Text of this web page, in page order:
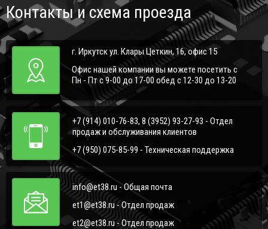
Контакты и схема проезда
г. Иркутск ул. Клары Цеткин, 16, офис 15
Офис нашей компании вы можете посетить с
Пн - Пт с 9-00 до 17-00 обед с 12-30 до 13-20
+7 (914) 010-76-83, 8 (3952) 93-27-93 - Отдел
продаж и обслуживания клиентов
+7 (950) 075-85-99 - Техническая поддержка
info@et38.ru - Общая почта
et1@et38.ru - Отдел продаж
et2@et38.ru - Отдел продаж